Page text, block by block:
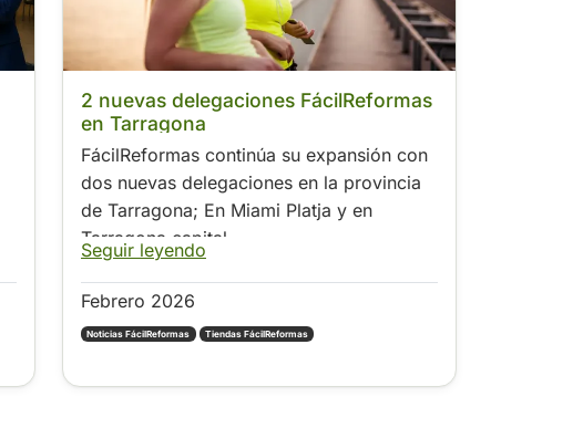
2 nuevas delegaciones FácilReformas
en Tarragona
FácilReformas continúa su expansión con
dos nuevas delegaciones en la provincia
de Tarragona; En Miami Platja y en
Tarragona capital.
Seguir leyendo
Febrero 2026
Noticias FácilReformas Tiendas FácilReformas